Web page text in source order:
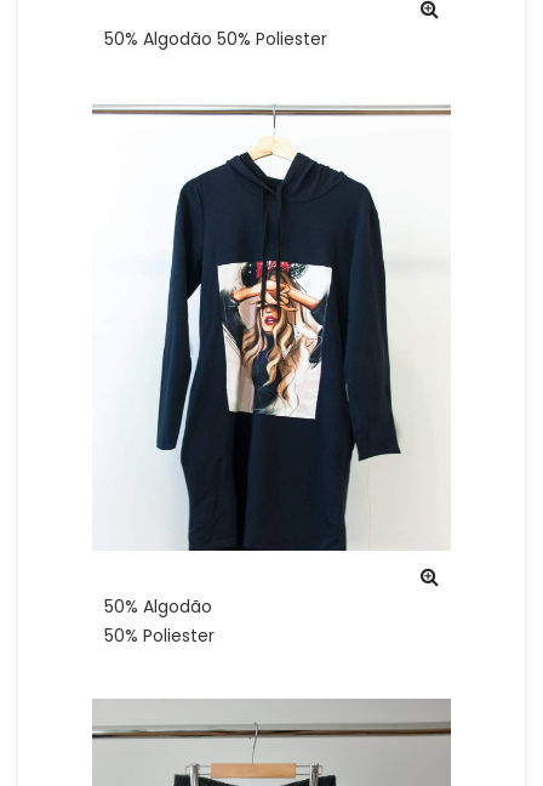
50% Algodão 50% Poliester
50% Algodão
50% Poliester